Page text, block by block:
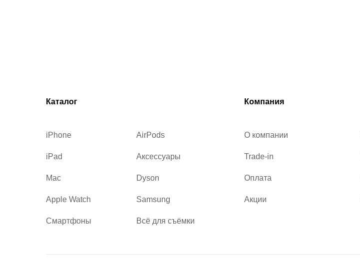
О компании
Trade-in
Оплата
Акции
iPhone
iPad
Mac
Apple Watch
AirPods
Аксессуары
Dyson
Samsung
Смартфоны Всё для съёмки
Каталог Компания